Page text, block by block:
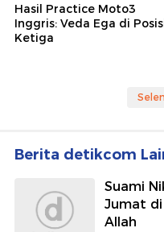
Hasil Practice Moto3
Inggris: Veda Ega di
Ketiga
Berita detikcom
Suami
Jumat di
Allah